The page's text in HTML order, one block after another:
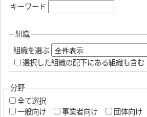
キーワード
組織
組織を選ぶ
選択した組織の配下にある組織も含む
分野
全て選択
一般向け
事業者向け
団体向け